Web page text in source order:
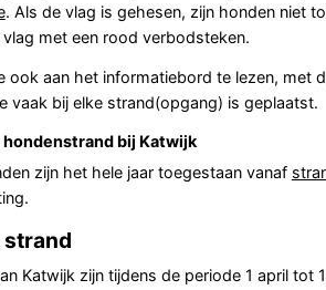
. Als de vlag is gehesen, zijn honden niet
met een rood verbodsteken.
ook aan het informatiebord te lezen, met
vaak bij elke strand(opgang) is geplaatst.
bij Katwijk
zijn het hele jaar toegestaan vanaf
strand
Katwijk zijn tijdens de periode 1 april